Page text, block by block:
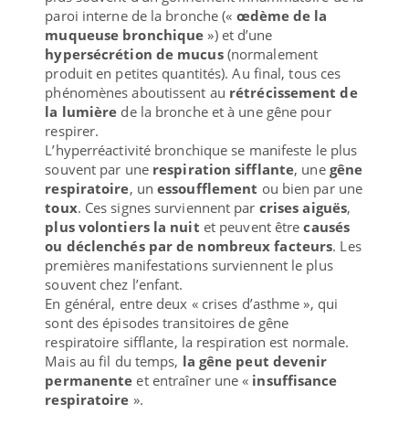
paroi interne de la bronche (« œdème de la
muqueuse bronchique») et d’une
hypersécrétion de mucus(normalement
produit en petites quantités). Au final, tous ces
phénomènes aboutissent au rétrécissement de
la lumière de la bronche et à une gêne pour
respirer.
L’hyperréactivité bronchique se manifeste le plus
souvent par une respiration sifflante, une gêne
respiratoire, unessoufflement ou bien par une
toux. Ces signes surviennent par crises aiguës,
plus volontiers la nuit et peuvent êtrecausés
ou déclenchés par de nombreux facteurs. Les
premières manifestations surviennent le plus
souvent chez l’enfant.
En général, entre deux « crises d’asthme », qui
sont des épisodes transitoires de gêne
respiratoire sifflante, la respiration est normale.
Mais au fil du temps, la gêne peut devenir
permanente et entraîner une « insuffisance
respiratoire ».